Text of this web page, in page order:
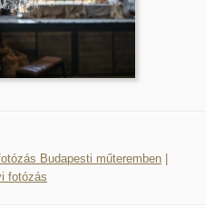
Budapesti műteremben
fotózás